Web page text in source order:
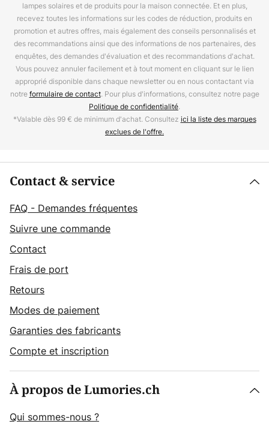
lampes solaires et de produits pour la maison connectée. Et en plus,
recevez toutes les informations sur les codes de réduction, produits en
promotion et autres offres, mais également des conseils personnalisés et
des recommandations ainsi que des informations de nos partenaires, des
enquêtes, des demandes d'évaluation et des recommandations d'achat.
Vous pouvez annuler facilement et à tout moment en cliquant sur le lien
approprié disponible dans chaque newsletter ou en nous contactant via
notreformulaire de contact. Pour plus d'informations, consultez notre page
Politique de confidentialité.
*Valable dès 99 € de minimum d'achat. Consultez ici la liste des marques
exclues de l'offre.
Contact & service
FAQ - Demandes fréquentes
Suivre une commande
Contact
Frais de port
Retours
Modes de paiement
Garanties des fabricants
Compte et inscription
À propos de Lumories.ch
Qui sommes-nous ?